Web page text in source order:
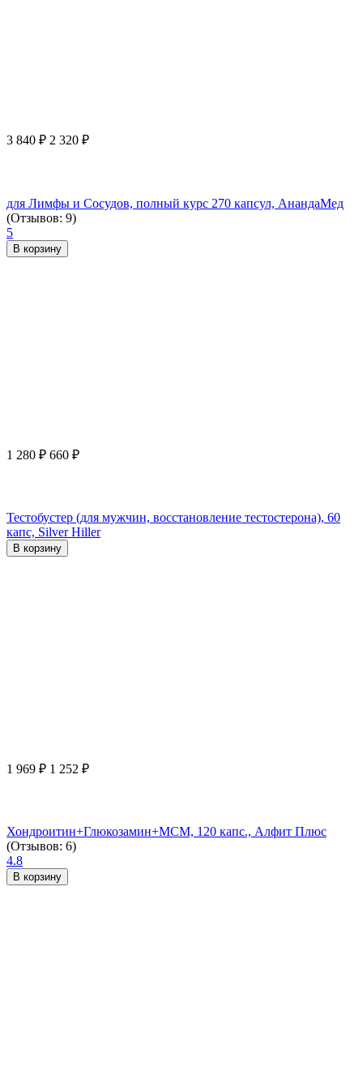
3 840 ₽ 2 320 ₽
для Лимфы и Сосудов, полный курс 270 капсул, АнандаМед
(Отзывов: 9)
5
В корзину
1 280 ₽ 660 ₽
Тестобустер (для мужчин, восстановление тестостерона), 60
капс, Silver Hiller
В корзину
1 969 ₽ 1 252 ₽
Хондроитин+Глюкозамин+МСМ, 120 капс., Алфит Плюс
(Отзывов: 6)
4.8
В корзину